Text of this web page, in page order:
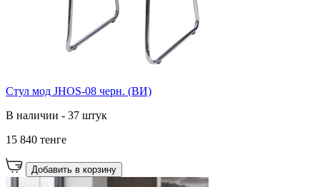
Стул мод JHOS-08 черн. (ВИ)
В наличии - 37 штук
15 840 тенге
Добавить в корзину